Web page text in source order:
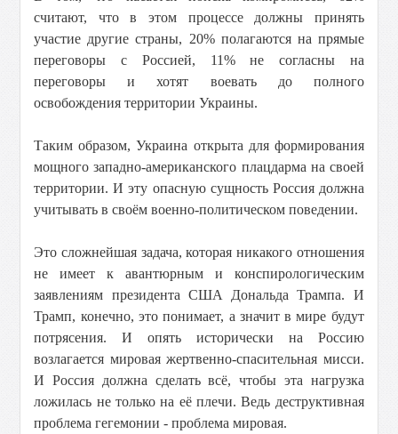
считают, что в этом процессе должны принять
участие другие страны, 20% полагаются на прямые
переговоры с Россией, 11% не согласны на
переговоры и хотят воевать до полного
освобождения территории Украины.
Таким образом, Украина открыта для формирования
мощного западно-американского плацдарма на своей
территории. И эту опасную сущность Россия должна
учитывать в своём военно-политическом поведении.
Это сложнейшая задача, которая никакого отношения
не имеет к авантюрным и конспирологическим
заявлениям президента США Дональда Трампа. И
Трамп, конечно, это понимает, а значит в мире будут
потрясения. И опять исторически на Россию
возлагается мировая жертвенно-спасительная мисси.
И Россия должна сделать всё, чтобы эта нагрузка
ложилась не только на её плечи. Ведь деструктивная
проблема гегемонии - проблема мировая.